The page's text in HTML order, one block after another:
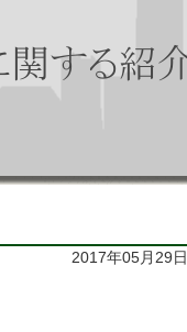
2017年05月29日